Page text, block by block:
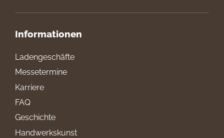
Informationen
Ladengeschäfte
Messetermine
Karriere
FAQ
Geschichte
Handwerkskunst